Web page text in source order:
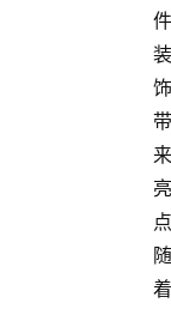
件
装
饰
带
来
亮
点
随
着